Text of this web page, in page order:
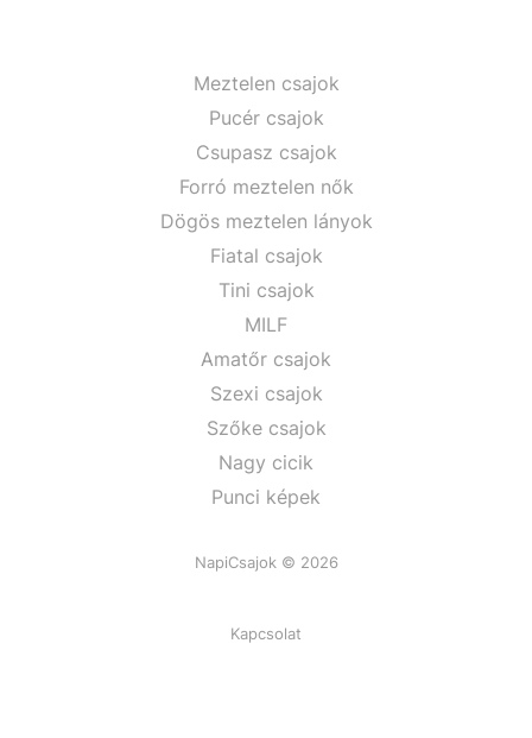
Meztelen csajok
Pucér csajok
Csupasz csajok
Forró meztelen nők
Dögös meztelen lányok
Fiatal csajok
Tini csajok
MILF
Amatőr csajok
Szexi csajok
Szőke csajok
Nagy cicik
Punci képek
NapiCsajok © 2026
Kapcsolat